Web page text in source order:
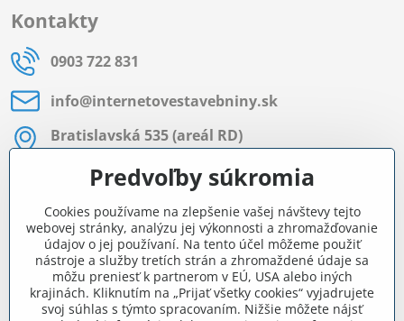
Kontakty
0903 722 831
info​@internetovestavebniny​.sk
Bratislavská 535 (areál RD)
Most pri Bratislave
Pon - Pia 8:00 - 11:30 a 12:15 - 15:30
Facebook
Navigácia
Predvoľby súkromia
Cookies používame na zlepšenie vašej návštevy tejto
webovej stránky, analýzu jej výkonnosti a zhromažďovanie
údajov o jej používaní. Na tento účel môžeme použiť
nástroje a služby tretích strán a zhromaždené údaje sa
môžu preniesť k partnerom v EÚ, USA alebo iných
krajinách. Kliknutím na „Prijať všetky cookies“ vyjadrujete
svoj súhlas s týmto spracovaním. Nižšie môžete nájsť